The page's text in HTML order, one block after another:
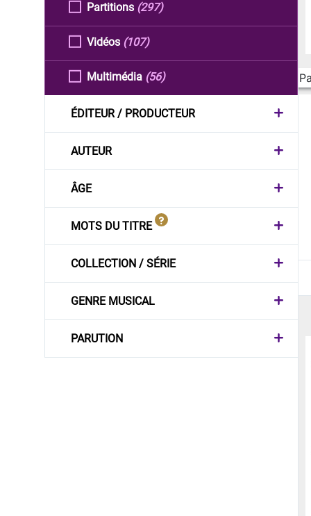
Partitions (297)
Vidéos (107)
Multimédia (56)
ÉDITEUR / PRODUCTEUR
AUTEUR
ÂGE
MOTS DU TITRE
COLLECTION / SÉRIE
GENRE MUSICAL
PARUTION